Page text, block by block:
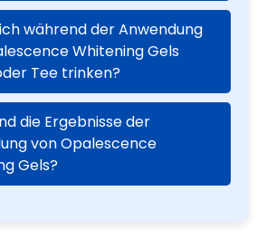
während der Anwendung
Whitening Gels
Tee trinken?
die Ergebnisse der
von Opalescence
Gels?